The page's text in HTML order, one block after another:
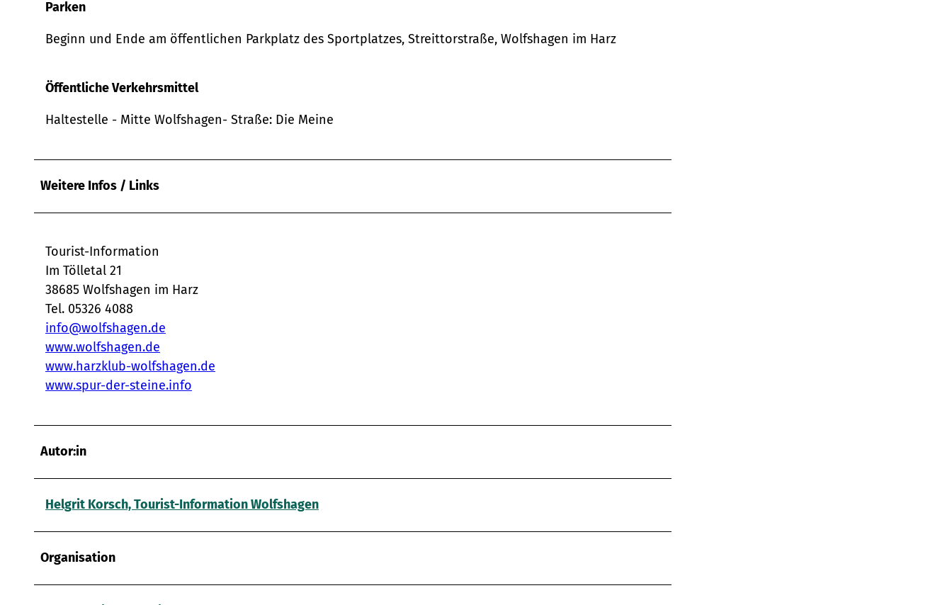
Parken
Beginn und Ende am öffentlichen Parkplatz des Sportplatzes, Streittorstraße, Wolfshagen im Harz
Öffentliche Verkehrsmittel
Haltestelle - Mitte Wolfshagen- Straße: Die Meine
Weitere Infos / Links
Tourist-Information
Im Tölletal 21
38685 Wolfshagen im Harz
Tel. 05326 4088
info@wolfshagen.de
www.wolfshagen.de
www.harzklub-wolfshagen.de
www.spur-der-steine.info
Autor:in
Helgrit Korsch, Tourist-Information Wolfshagen
Organisation